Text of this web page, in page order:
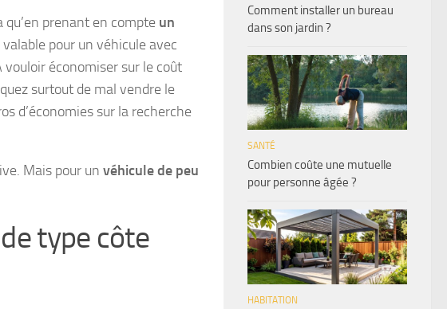
qu’en prenant en compte un
pour un véhicule avec
vouloir économiser sur le coût
surtout de mal vendre le
d’économies sur la recherche
Mais pour un véhicule de peu
type côte
Comment installer un bureau
dans son jardin ?
SANTÉ
Combien coûte une mutuelle
pour personne âgée ?
HABITATION